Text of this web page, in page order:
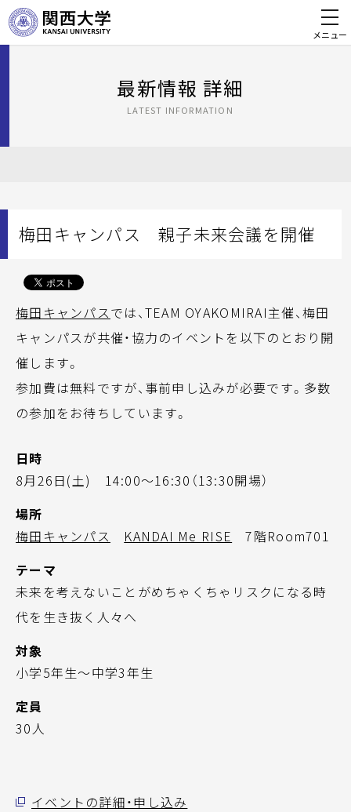
メニュー
最新情報 詳細
LATEST INFORMATION
梅田キャンパス 親子未来会議を開催
梅田キャンパスでは、TEAM OYAKOMIRAI主催、梅田
キャンパスが共催・協力のイベントを以下のとおり開
催します。
参加費は無料ですが、事前申し込みが必要です。多数
の参加をお待ちしています。
日時
8月26日(土) 14:00～16:30（13:30開場）
場所
梅田キャンパス
KANDAI Me RISE 7階Room701
テーマ
未来を考えないことがめちゃくちゃリスクになる時
代を生き抜く人々へ
対象
小学5年生～中学3年生
定員
30人
イベントの詳細・申し込み